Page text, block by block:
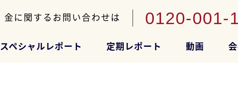
金に関するお問い合わせは 0120-001-
スペシャルレポート 定期レポート 動画